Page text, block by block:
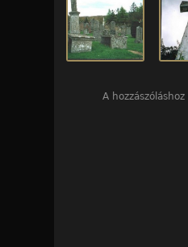
A hozzászóláshoz